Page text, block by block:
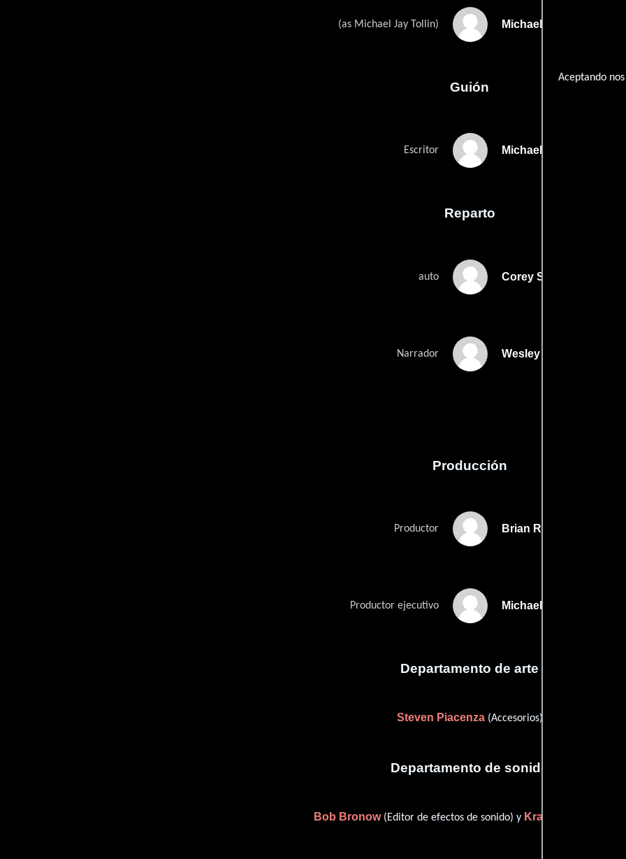
Aceptando
(as Michael Jay Tollin) Michael Tollin
Guión
Escritor Michael Tollins
Reparto
auto Corey Saffold
Narrador Wesley Snipes
Producción
Productor Brian Robbins
Productor ejecutivo Michael Tollin
Departamento de arte
Steven Piacenza(Accesorios)
Departamento de sonido
Bob Bronow(Editor de efectos de sonido) y Kraig Mewa